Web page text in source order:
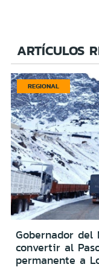
ARTÍCULOS
REGIONAL
Gobernador del
convertir al
permanente a